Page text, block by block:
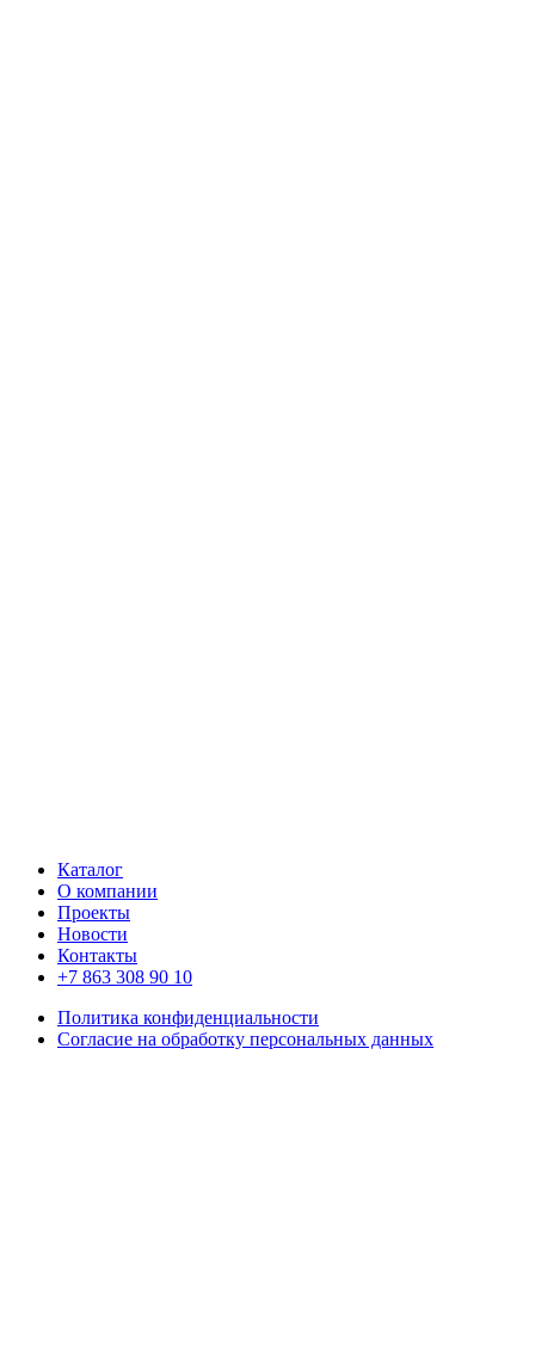
Каталог
О компании
Проекты
Новости
Контакты
+7 863 308 90 10
Политика конфиденциальности
Согласие на обработку персональных данных